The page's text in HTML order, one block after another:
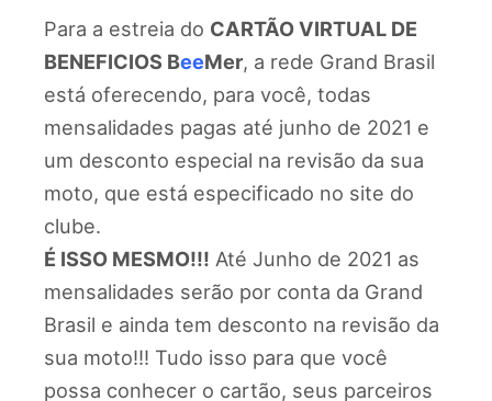
Para a estreia do CARTÃO VIRTUAL DE
BENEFICIOS BeeMer, a rede Grand Brasil
está oferecendo, para você, todas
mensalidades pagas até junho de 2021 e
um desconto especial na revisão da sua
moto, que está especificado no site do
clube.
É ISSO MESMO!!! Até Junho de 2021 as
mensalidades serão por conta da Grand
Brasil e ainda tem desconto na revisão da
sua moto!!! Tudo isso para que você
possa conhecer o cartão, seus parceiros